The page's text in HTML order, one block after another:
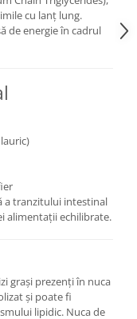
cu lanț lung.
de energie în cadrul
a tranzitului intestinal
alimentații echilibrate.
grași prezenți în nuca
și poate fi
lipidic. Nuca de